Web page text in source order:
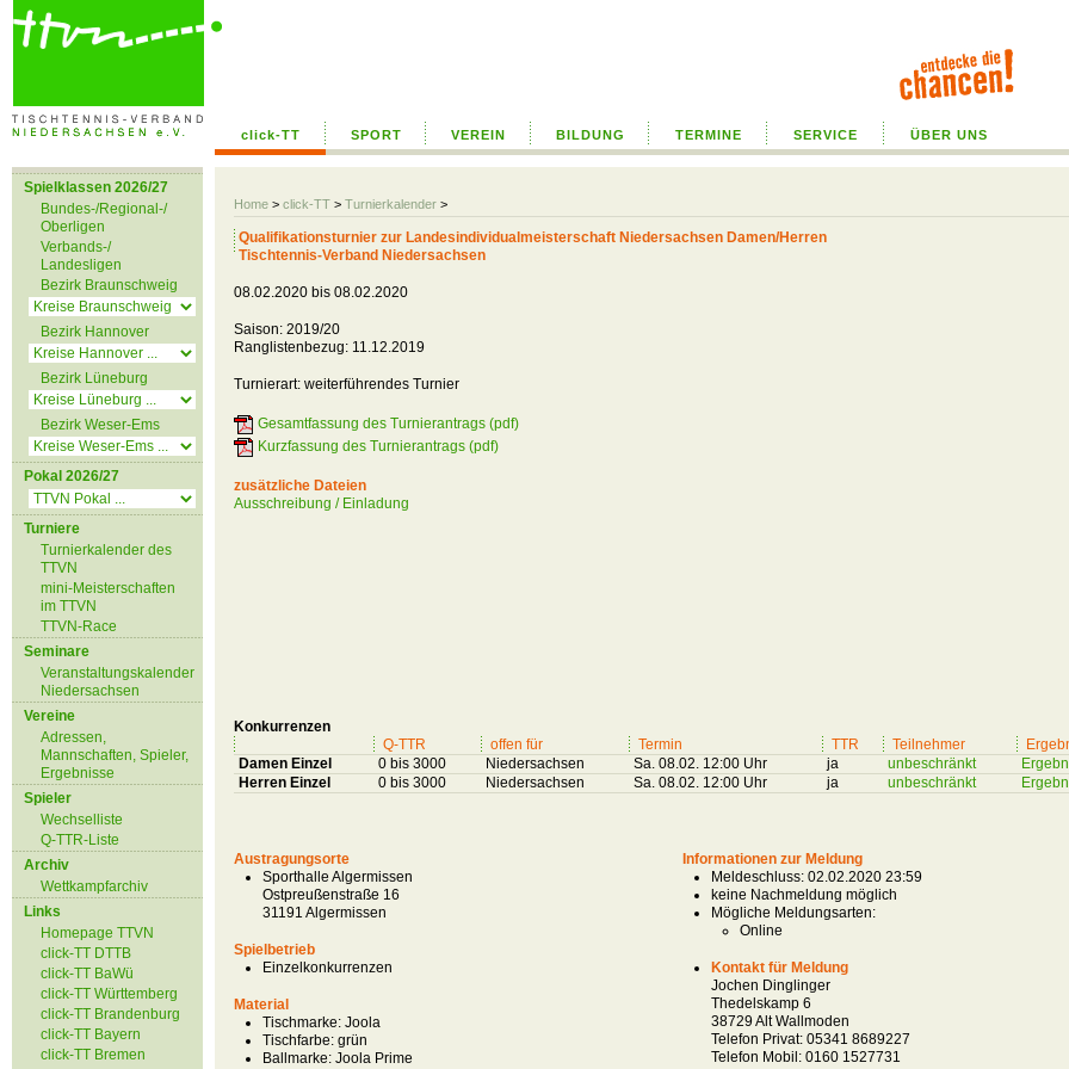
click-TT SPORT VEREIN BILDUNG TERMINE SERVICE ÜBER UNS
Home > click-TT > Turnierkalender >
Spielklassen 2026/27
Bundes-/Regional-/
Oberligen
Verbands-/
Landesligen
Bezirk Braunschweig
Bezirk Hannover
Bezirk Lüneburg
Bezirk Weser-Ems
Pokal 2026/27
Turniere
Turnierkalender des
TTVN
mini-Meisterschaften
im TTVN
TTVN-Race
Seminare
Veranstaltungskalender
Niedersachsen
Vereine
Adressen,
Mannschaften, Spieler,
Ergebnisse
Spieler
Wechselliste
Q-TTR-Liste
Archiv
Wettkampfarchiv
Links
Homepage TTVN
click-TT DTTB
click-TT BaWü
click-TT Württemberg
click-TT Brandenburg
click-TT Bayern
click-TT Bremen
Qualifikationsturnier zur Landesindividualmeisterschaft Niedersachsen Damen/Herren
Tischtennis-Verband Niedersachsen
08.02.2020 bis 08.02.2020
Saison: 2019/20
Ranglistenbezug: 11.12.2019
Turnierart: weiterführendes Turnier
Gesamtfassung des Turnierantrags (pdf)
Kurzfassung des Turnierantrags (pdf)
zusätzliche Dateien
Ausschreibung / Einladung
Konkurrenzen
Q-TTR
offen für Termin TTR Teilnehmer
Damen Einzel
0 bis 3000 Niedersachsen Sa. 08.02. 12:00 Uhr ja unbeschränkt
Herren Einzel
0 bis 3000 Niedersachsen Sa. 08.02. 12:00 Uhr ja unbeschränkt
Austragungsorte
Sporthalle Algermissen
Ostpreußenstraße 16
31191 Algermissen
Spielbetrieb
Einzelkonkurrenzen
Material
Tischmarke: Joola
Tischfarbe: grün
Ballmarke: Joola Prime
Informationen zur Meldung
Meldeschluss: 02.02.2020 23:59
keine Nachmeldung möglich
Mögliche Meldungsarten:
Online
Kontakt für Meldung
Jochen Dinglinger
Thedelskamp 6
38729 Alt Wallmoden
Telefon Privat:05341 8689227
Telefon Mobil:0160 1527731